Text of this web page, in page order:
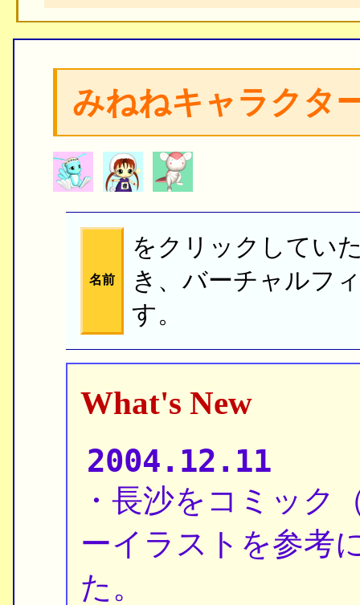
みねねキャラクタ
名前
をクリックしてい
き、バーチャルフ
す。
What's New
2004.12.11
・長沙をコミック
ーイラストを参考
た。